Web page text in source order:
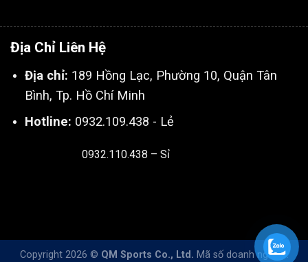
Địa Chỉ Liên Hệ
Địa chỉ: 189 Hồng Lạc, Phường 10, Quận Tân
Bình, Tp. Hồ Chí Minh
Hotline: 0932.109.438 - Lẻ
0932.110.438 – Sỉ
Copyright 2026 © QM Sports Co., Ltd. Mã số doanh nghiệp: